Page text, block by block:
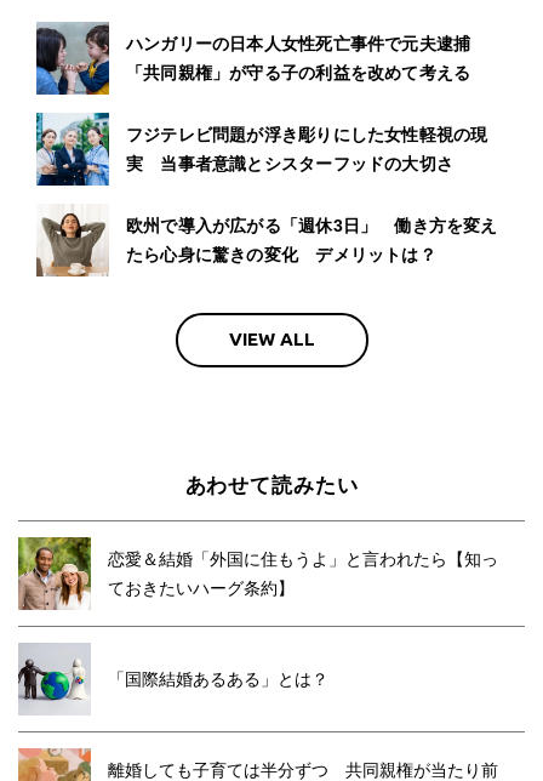
ハンガリーの日本人女性死亡事件で元夫逮捕
「共同親権」が守る子の利益を改めて考える
フジテレビ問題が浮き彫りにした女性軽視の現
実 当事者意識とシスターフッドの大切さ
欧州で導入が広がる「週休3日」 働き方を変え
たら心身に驚きの変化 デメリットは？
VIEW ALL
あわせて読みたい
恋愛＆結婚「外国に住もうよ」と言われたら【知っ
ておきたいハーグ条約】
「国際結婚あるある」とは？
離婚しても子育ては半分ずつ 共同親権が当たり前